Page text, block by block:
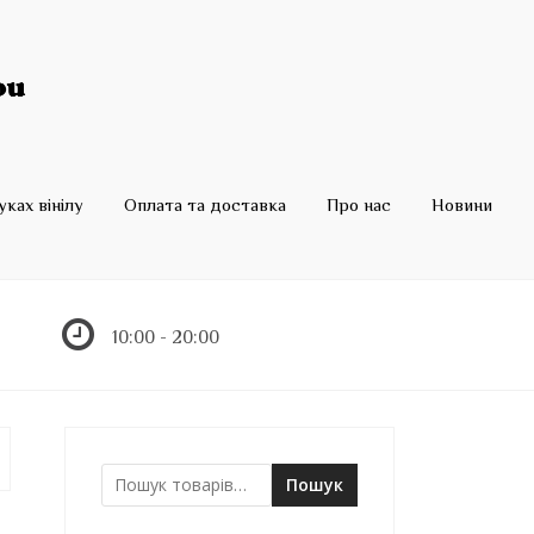
вінілу Оплата та доставка Про нас Новини
10:00 - 20:00
Ш
Пошук